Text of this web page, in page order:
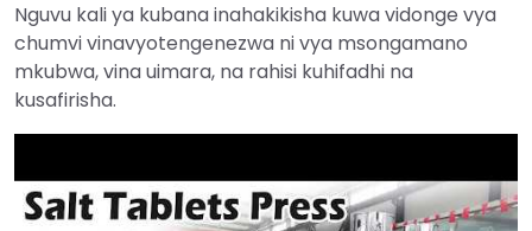
Nguvu kali ya kubana inahakikisha kuwa vidonge vya
chumvi vinavyotengenezwa ni vya msongamano
mkubwa, vina uimara, na rahisi kuhifadhi na
kusafirisha.